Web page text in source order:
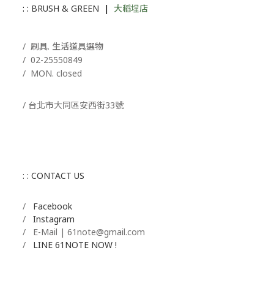
: : BRUSH & GREEN | 大稻埕店
/ 刷具. 生活道具選物
/ 02-25550849
/ MON. closed
/ 台北市大同區安西街33號
: : CONTACT US
/ Facebook
/ Instagram
/ E-Mail | 61note@gmail.com
/ LINE 61NOTE NOW !